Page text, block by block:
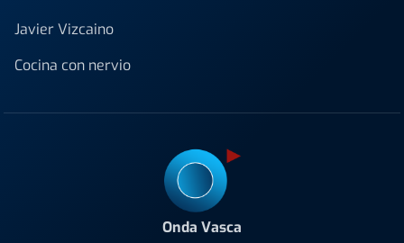
Javier Vizcaino
Cocina con nervio
Onda Vasca